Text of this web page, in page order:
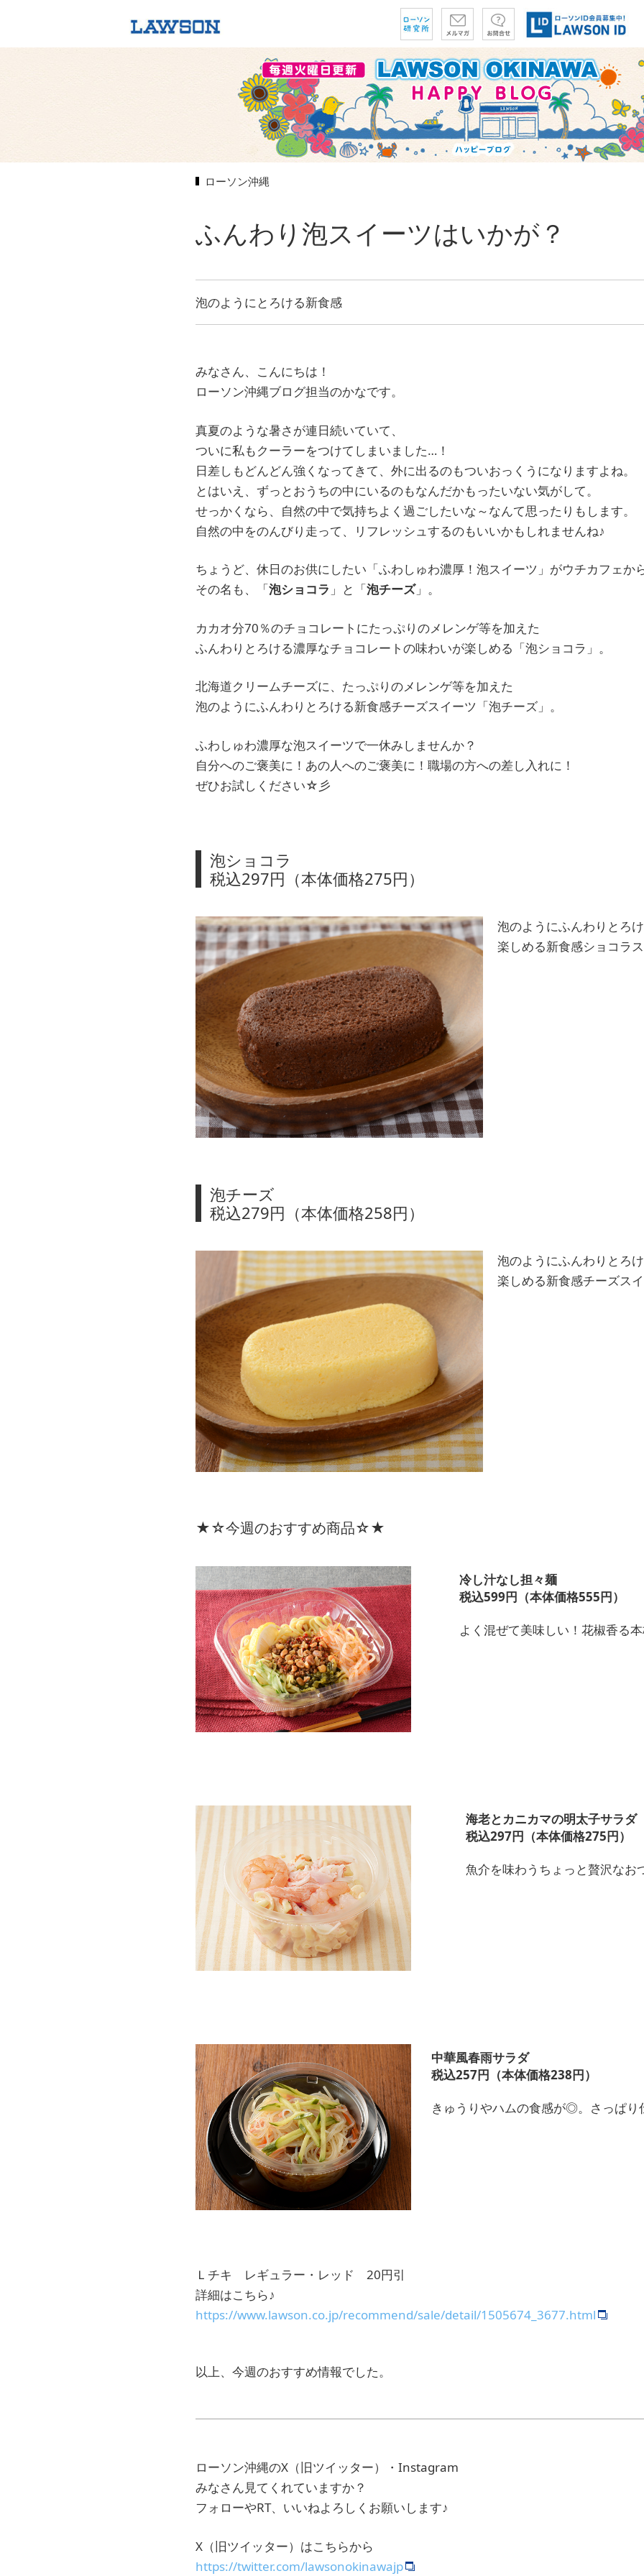
ローソン沖縄
ふんわり泡スイーツはいかが？
泡のようにとろける新食感
みなさん、こんにちは！
ローソン沖縄ブログ担当のかなです。
真夏のような暑さが連日続いていて、
ついに私もクーラーをつけてしまいました…！
日差しもどんどん強くなってきて、外に出るのもついおっくうになりますよね。
とはいえ、ずっとおうちの中にいるのもなんだかもったいない気がして。
せっかくなら、自然の中で気持ちよく過ごしたいな～なんて思ったりもします。
自然の中をのんびり走って、リフレッシュするのもいいかもしれませんね♪
ちょうど、休日のお供にしたい「ふわしゅわ濃厚！泡スイーツ」がウチカフェか
その名も、「泡ショコラ 」と「泡チーズ」。
カカオ分70％のチョコレートにたっぷりのメレンゲ等を加えた
ふんわりとろける濃厚なチョコレートの味わいが楽しめる「泡ショコラ」。
北海道クリームチーズに、たっぷりのメレンゲ等を加えた
泡のようにふんわりとろける新食感チーズスイーツ「泡チーズ」。
ふわしゅわ濃厚な泡スイーツで一休みしませんか？
自分へのご褒美に！あの人へのご褒美に！職場の方への差し入れに！
ぜひお試しください☆彡
泡ショコラ
税込297円（本体価格275円）
泡のようにふんわりとろ
楽しめる新食感ショコラス
泡チーズ
税込279円（本体価格258円）
泡のようにふんわりとろ
楽しめる新食感チーズスイ
★☆今週のおすすめ商品☆★
冷し汁なし担々麺
税込599円（本体価格555円）
よく混ぜて美味しい！花椒香る本
海老とカニカマの明太子サラダ
税込297円（本体価格275円）
魚介を味わうちょっと贅沢なお
中華風春雨サラダ
税込257円（本体価格238円）
きゅうりやハムの食感が◎。さっぱり
Ｌチキ レギュラー・レッド 20円引
詳細はこちら♪
https://www.lawson.co.jp/recommend/sale/detail/1505674_3677.html
以上、今週のおすすめ情報でした。
ローソン沖縄のX（旧ツイッター）・Instagram
みなさん見てくれていますか？
フォローやRT、いいねよろしくお願いします♪
X（旧ツイッター）はこちらから
https://twitter.com/lawsonokinawajp